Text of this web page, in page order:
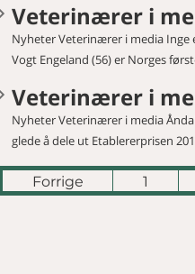
Veterinærer i
Nyheter Veterinærer i media
Vogt Engeland (56) er Norges
Veterinærer i
Nyheter Veterinærer i media
glede å dele ut Etablererprisen
Forrige 1